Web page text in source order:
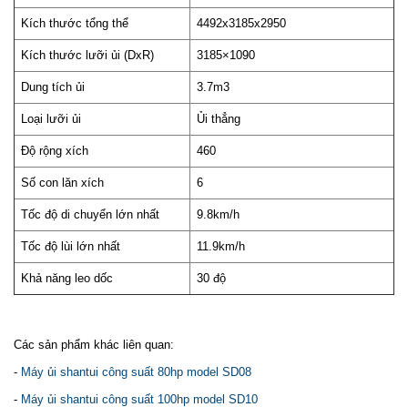
Kích thước tổng thể 4492x3185x2950
Kích thước lưỡi ủi (DxR) 3185×1090
Dung tích ủi 3.7m3
Loại lưỡi ủi Ủi thẳng
Độ rộng xích 460
Số con lăn xích 6
Tốc độ di chuyển lớn nhất 9.8km/h
Tốc độ lùi lớn nhất 11.9km/h
Khả năng leo dốc 30 độ
Các sản phẩm khác liên quan:
- Máy ủi shantui công suất 80hp model SD08
- Máy ủi shantui công suất 100hp model SD10